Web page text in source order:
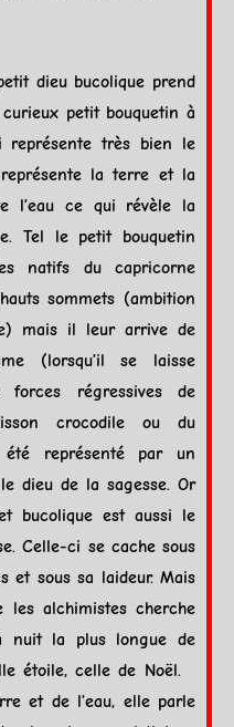
dieu bucolique prend
petit bouquetin à
représente très bien le
laterre et la
l’eau ce qui révèle la
Tel le petit bouquetin
natifs du capricorne
sommets (ambition
mais il leur arrive de
(lorsqu’il se laisse
forces régressives de
crocodile ou du
représenté par un
dieu de la sagesse. Or
bucolique est aussi le
Celle-ci se cache sous
et sous sa laideur. Mais
les alchimistes cherche
nuit la plus longue de
étoile, celle de Noël.
et de l’eau, elle parle